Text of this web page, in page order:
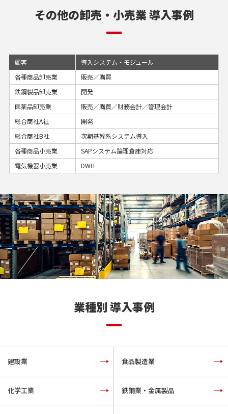
その他の卸売・小売業 導入事例
顧客
導入システム・モジュール
各種商品卸売業
販売／購買
鉄鋼製品卸売業
開発
医薬品卸売業
販売／購買／財務会計／管理会計
総合商社A社
開発
総合商社B社
次期基幹系システム導入
各種商品小売業
SAPシステム論理倉庫対応
電気機器小売業
DWH
業種別 導入事例
建設業 食品製造業
化学工業 鉄鋼業・金属製品